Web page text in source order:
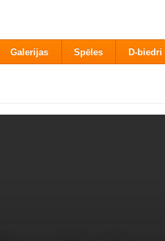
Galerijas Spēles D-biedri